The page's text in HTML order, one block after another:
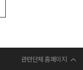
관련단체 홈페이지